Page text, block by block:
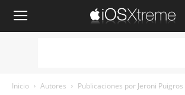
iOSXtreme
Inicio Autores Publicaciones por Jeroni Puigros